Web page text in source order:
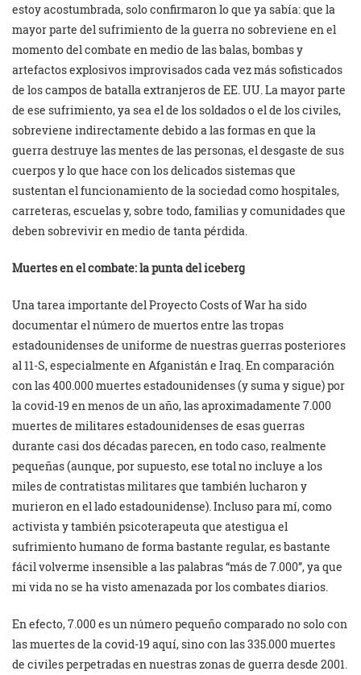
estoy acostumbrada, solo confirmaron lo que ya sabía: que la
mayor parte del sufrimiento de la guerra no sobreviene en el
momento del combate en medio de las balas, bombas y
artefactos explosivos improvisados ​​cada vez más sofisticados
de los campos de batalla extranjeros de EE. UU. La mayor parte
de ese sufrimiento, ya sea el de los soldados o el de los civiles,
sobreviene indirectamente debido a las formas en que la
guerra destruye las mentes de las personas, el desgaste de sus
cuerpos y lo que hace con los delicados sistemas que
sustentan el funcionamiento de la sociedad como hospitales,
carreteras, escuelas y, sobre todo, familias y comunidades que
deben sobrevivir en medio de tanta pérdida.
Muertes en el combate: la punta del iceberg
Una tarea importante del Proyecto Costs of War ha sido
documentar el número de muertos entre las tropas
estadounidenses de uniforme de nuestras guerras posteriores
al 11-S, especialmente en Afganistán e Iraq. En comparación
con las 400.000 muertes estadounidenses (y suma y sigue) por
la covid-19 en menos de un año, las aproximadamente 7.000
muertes de militares estadounidenses de esas guerras
durante casi dos décadas parecen, en todo caso, realmente
pequeñas (aunque, por supuesto, ese total no incluye a los
miles de contratistas militares que también lucharon y
murieron en el lado estadounidense). Incluso para mí, como
activista y también psicoterapeuta que atestigua el
sufrimiento humano de forma bastante regular, es bastante
fácil volverme insensible a las palabras “más de 7.000”, ya que
mi vida no se ha visto amenazada por los combates diarios.
En efecto, 7.000 es un número pequeño comparado no solo con
las muertes de la covid-19 aquí, sino con las 335.000 muertes
de civiles perpetradas en nuestras zonas de guerra desde 2001.